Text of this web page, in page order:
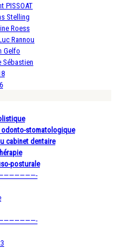
PISSOAT
Stelling
Roess
Rannou
Gelfo
Sébastien
odonto-stomatologique
cabinet dentaire
posturale